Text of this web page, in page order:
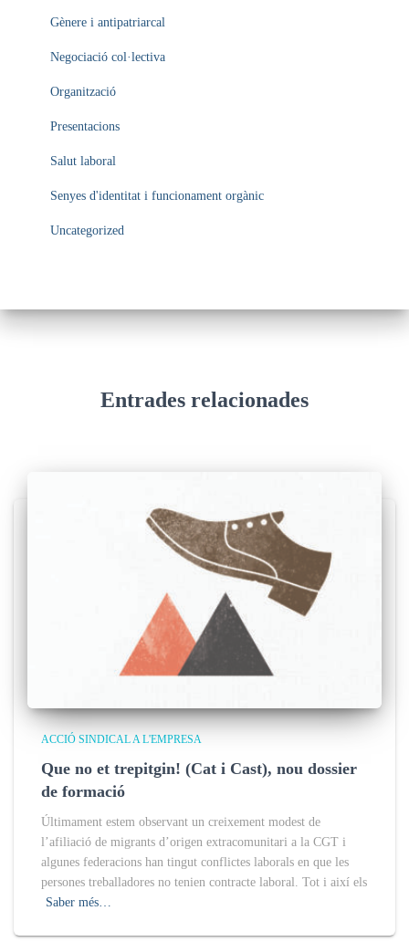
Gènere i antipatriarcal
Negociació col·lectiva
Organització
Presentacions
Salut laboral
Senyes d'identitat i funcionament orgànic
Uncategorized
Entrades relacionades
ACCIÓ SINDICAL A L'EMPRESA
Que no et trepitgin! (Cat i Cast), nou dossier
de formació
Últimament estem observant un creixement modest de
l’afiliació de migrants d’origen extracomunitari a la CGT i
algunes federacions han tingut conflictes laborals en que les
persones treballadores no tenien contracte laboral. Tot i així els
Saber més…